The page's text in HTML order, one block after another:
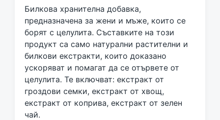
g
d
w
i
t
h
Билкова хранителна добавка,
предназначена за жени и мъже, които се
борят с целулита. Съставките на този
продукт са само натурални растителни и
билкови екстракти, които доказано
ускоряват и помагат да се отървете от
целулита. Те включват: екстракт от
гроздови семки, екстракт от хвощ,
екстракт от коприва, екстракт от зелен
чай.